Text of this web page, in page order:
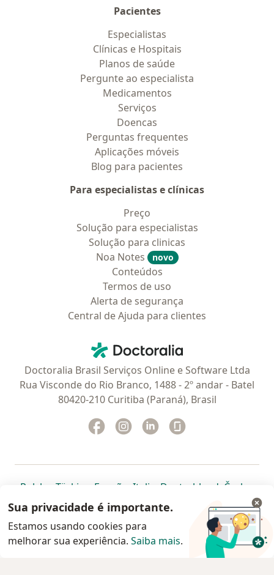
Pacientes
Especialistas
Clínicas e Hospitais
Planos de saúde
Pergunte ao especialista
Medicamentos
Serviços
Doencas
Perguntas frequentes
Aplicações móveis
Blog para pacientes
Para especialistas e clínicas
Preço
Solução para especialistas
Solução para clinicas
Noa Notes
novo
Conteúdos
Termos de uso
Alerta de segurança
Central de Ajuda para clientes
Doctoralia - Homepage
Doctoralia Brasil Serviços Online e Software Ltda
Rua Visconde do Rio Branco, 1488 - 2º andar - Batel
80420-210 Curitiba (Paraná), Brasil
Facebook
abre num novo separador
Instagram
abre num novo separador
Linkedin
abre num novo
Polska abre num novo separador
Türkiye abre num novo separador
España abre num novo separador
Italia abre num novo
Deutschlandabre num
Česko
Portugal abre num novo separador
, México abre num novo separador
, abre num novo separador
Brasil abre num novoabre num
abre
Colombia abre num novo
www.doctoralia.com.br © 2026 - Agende agora sua
Sua privacidade é importante.
Estamos usando cookies para
melhorar sua experiência. Saiba mais.